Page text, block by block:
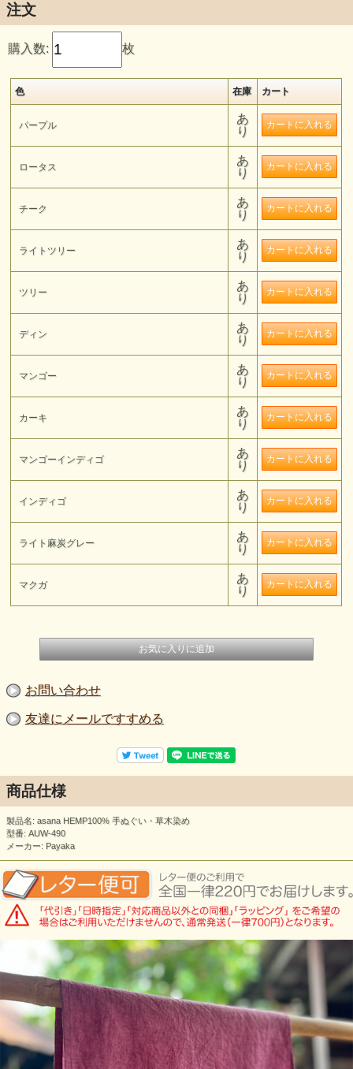
注文
購入数: 枚
色 在庫 カート
パープル
あ
り
ロータス
あ
り
チーク
あ
り
ライトツリー
あ
り
ツリー
あ
り
ディン
あ
り
マンゴー
あ
り
カーキ
あ
り
マンゴーインディゴ
あ
り
インディゴ
あ
り
ライト麻炭グレー
あ
り
マクガ
あ
り
お問い合わせ
友達にメールですすめる
商品仕様
製品名: asana HEMP100% 手ぬぐい・草木染め
型番: AUW-490
メーカー: Payaka